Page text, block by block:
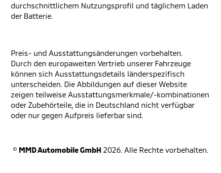
durchschnittlichem Nutzungsprofil und täglichem Laden
der Batterie.
Preis- und Ausstattungsänderungen vorbehalten.
Durch den europaweiten Vertrieb unserer Fahrzeuge
können sich Ausstattungsdetails länderspezifisch
unterscheiden. Die Abbildungen auf dieser Website
zeigen teilweise Ausstattungsmerkmale/-kombinationen
oder Zubehörteile, die in Deutschland nicht verfügbar
oder nur gegen Aufpreis lieferbar sind.
© MMD Automobile GmbH 2026. Alle Rechte vorbehalten.